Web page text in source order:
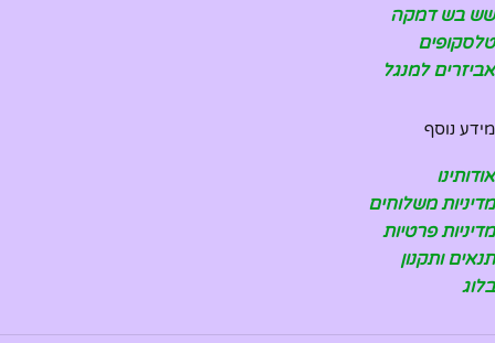
שש בש דמקה
טלסקופים
אביזרים למנגל
מידע נוסף
אודותינו
מדיניות משלוחים
מדיניות פרטיות
תנאים ותקנון
בלוג